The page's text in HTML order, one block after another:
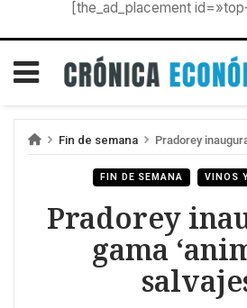
[the_ad_placement
Fin de semana Pradorey inaugura
FIN DE SEMANA VINOS
Pradorey
gama